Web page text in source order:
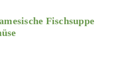
Fischsuppe